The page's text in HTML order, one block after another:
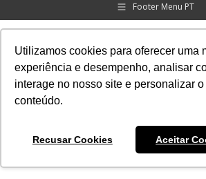
Utilizamos cookies para oferecer uma
experiência e desempenho, analisar
interage no nosso site e personalizar o
conteúdo.
Recusar Cookies Aceitar
Footer Menu PT